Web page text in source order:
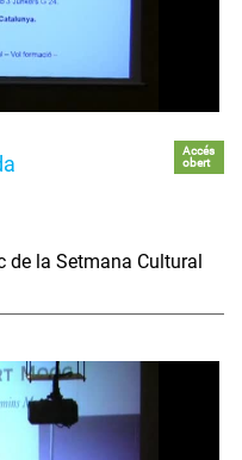
Accés
obert
de la Setmana Cultural